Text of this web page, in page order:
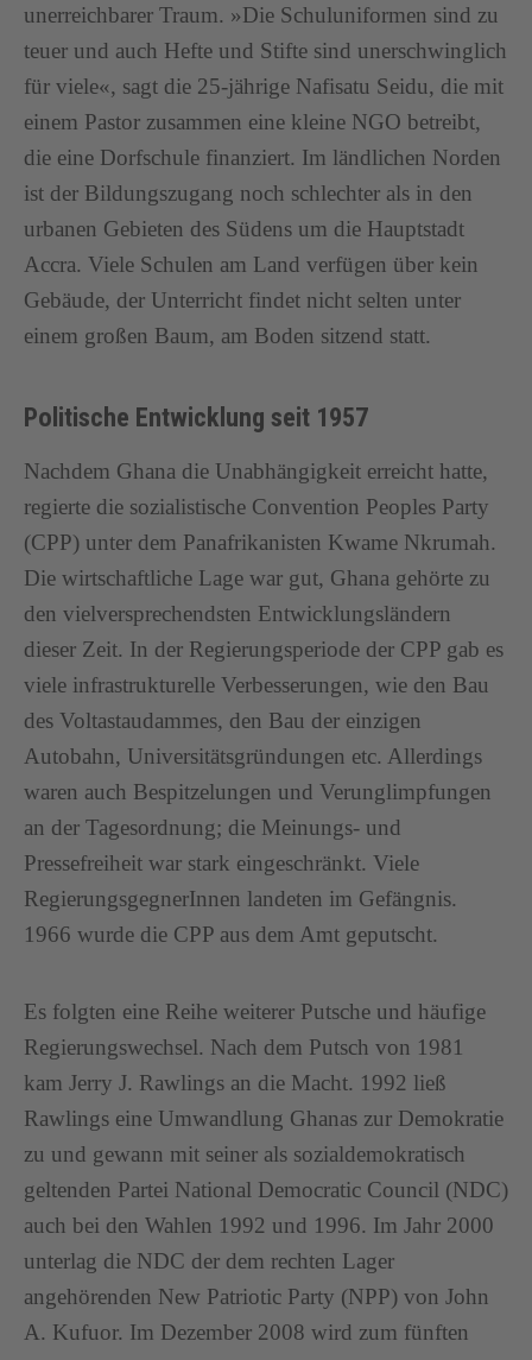
unerreichbarer Traum. »Die Schuluniformen sind zu
teuer und auch Hefte und Stifte sind unerschwinglich
für viele«, sagt die 25-jährige Nafisatu Seidu, die mit
einem Pastor zusammen eine kleine NGO betreibt,
die eine Dorfschule finanziert. Im ländlichen Norden
ist der Bildungszugang noch schlechter als in den
urbanen Gebieten des Südens um die Hauptstadt
Accra. Viele Schulen am Land verfügen über kein
Gebäude, der Unterricht findet nicht selten unter
einem großen Baum, am Boden sitzend statt.
Politische Entwicklung seit 1957
Nachdem Ghana die Unabhängigkeit erreicht hatte,
regierte die sozialistische Convention Peoples Party
(CPP) unter dem Panafrikanisten Kwame Nkrumah.
Die wirtschaftliche Lage war gut, Ghana gehörte zu
den vielversprechendsten Entwicklungsländern
dieser Zeit. In der Regierungsperiode der CPP gab es
viele infrastrukturelle Verbesserungen, wie den Bau
des Voltastaudammes, den Bau der einzigen
Autobahn, Universitätsgründungen etc. Allerdings
waren auch Bespitzelungen und Verunglimpfungen
an der Tagesordnung; die Meinungs- und
Pressefreiheit war stark eingeschränkt. Viele
RegierungsgegnerInnen landeten im Gefängnis.
1966 wurde die CPP aus dem Amt geputscht.
Es folgten eine Reihe weiterer Putsche und häufige
Regierungswechsel. Nach dem Putsch von 1981
kam Jerry J. Rawlings an die Macht. 1992 ließ
Rawlings eine Umwandlung Ghanas zur Demokratie
zu und gewann mit seiner als sozialdemokratisch
geltenden Partei National Democratic Council (NDC)
auch bei den Wahlen 1992 und 1996. Im Jahr 2000
unterlag die NDC der dem rechten Lager
angehörenden New Patriotic Party (NPP) von John
A. Kufuor. Im Dezember 2008 wird zum fünften